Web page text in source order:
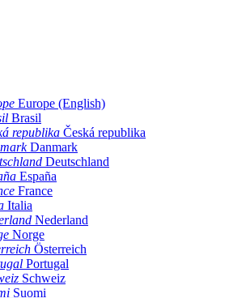
Europe (English)
Brasil
Česká republika
Danmark
Deutschland
España
France
Italia
Nederland
Norge
Österreich
Portugal
Schweiz
Suomi